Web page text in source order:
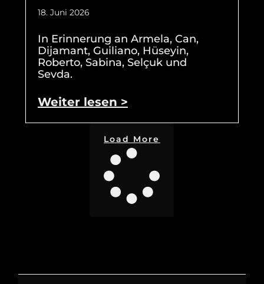
18. Juni 2026
In Erinnerung an Armela, Can,
Dijamant, Guiliano, Hüseyin,
Roberto, Sabina, Selçuk und
Sevda.
Weiter lesen >
Load More